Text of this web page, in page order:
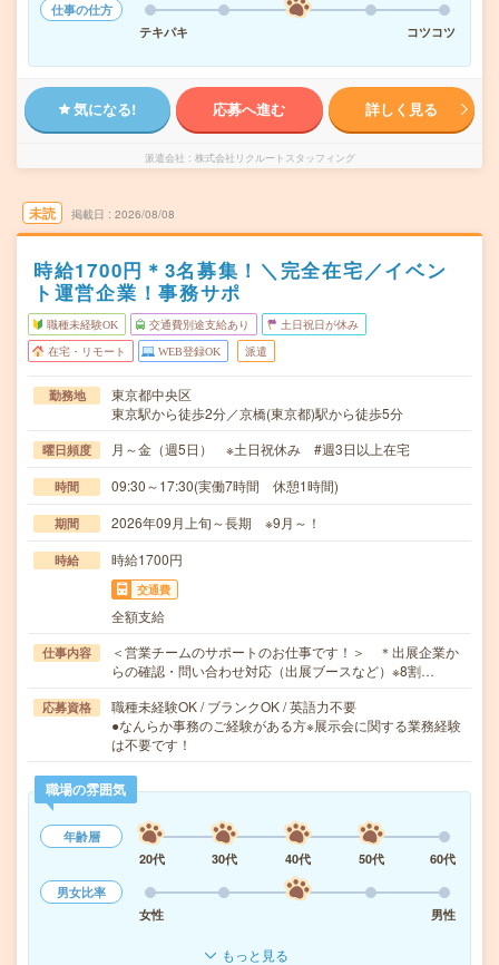
仕事の仕方
テキパキ
コツコツ
気になる! 応募へ進む 詳しく見る
派遣会社 株式会社リクルートスタッフィング
未読 掲載日 2026/08/08
時給1700円＊3名募集！＼完全在宅／イベン
ト運営企業！事務サポ
職種未経験OK 交通費別途支給あり 土日祝日が休み
在宅・リモート WEB登録OK 派遣
勤務地
東京都中央区
東京駅から徒歩2分／京橋(東京都)駅から徒歩5分
曜日頻度 月～金（週5日） ※土日祝休み #週3日以上在宅
時間 09:30～17:30(実働7時間 休憩1時間)
期間 2026年09月上旬～長期 ※9月～！
時給 時給1700円
交通費
全額支給
仕事内容
＜営業チームのサポートのお仕事です！＞ ＊出展企業か
らの確認・問い合わせ対応（出展ブースなど）※8割…
応募資格
職種未経験OK / ブランクOK / 英語力不要
●なんらか事務のご経験がある方※展示会に関する業務経験
は不要です！
職場の雰囲気
年齢層
20代
30代 40代 50代
60代
男女比率
女性
男性
もっと見る